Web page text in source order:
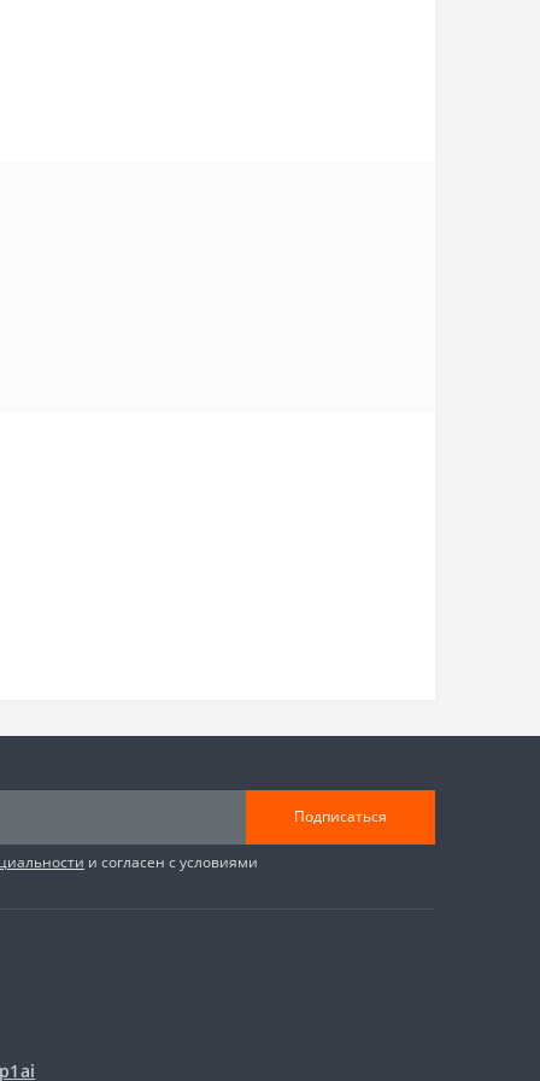
Подписаться
и согласен с условиями